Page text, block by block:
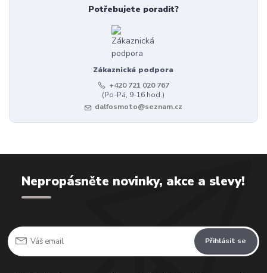
Potřebujete poradit?
Zákaznická podpora
+420 721 020 767
(Po-Pá, 9-16 hod.)
dalfosmoto@seznam.cz
Nepropásněte novinky, akce a slevy!
Přihlásit se